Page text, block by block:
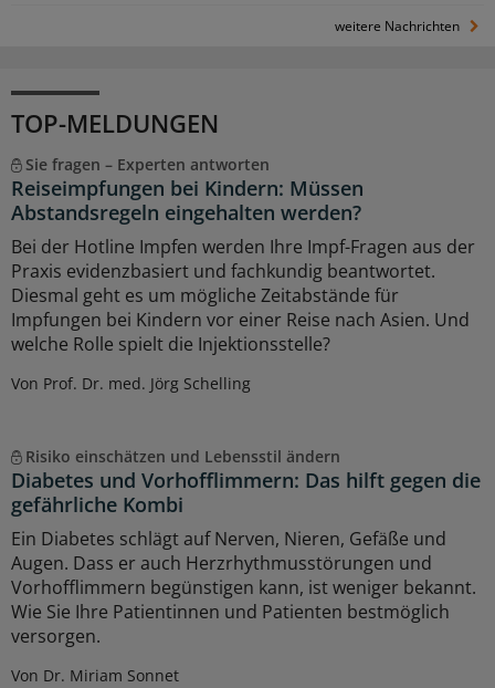
weitere Nachrichten
TOP-MELDUNGEN
Sie fragen – Experten antworten
Reiseimpfungen bei Kindern: Müssen
Abstandsregeln eingehalten werden?
Bei der Hotline Impfen werden Ihre Impf-Fragen aus der
Praxis evidenzbasiert und fachkundig beantwortet.
Diesmal geht es um mögliche Zeitabstände für
Impfungen bei Kindern vor einer Reise nach Asien. Und
welche Rolle spielt die Injektionsstelle?
Von Prof. Dr. med. Jörg Schelling
Risiko einschätzen und Lebensstil ändern
Diabetes und Vorhofflimmern: Das hilft gegen die
gefährliche Kombi
Ein Diabetes schlägt auf Nerven, Nieren, Gefäße und
Augen. Dass er auch Herzrhythmusstörungen und
Vorhofflimmern begünstigen kann, ist weniger bekannt.
Wie Sie Ihre Patientinnen und Patienten bestmöglich
versorgen.
Von Dr. Miriam Sonnet